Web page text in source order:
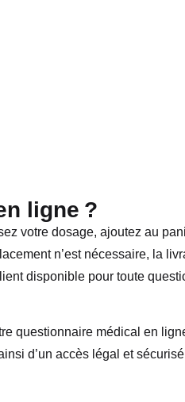
ligne ?
votre dosage, ajoutez au
n’est nécessaire, la
disponible pour toute
questionnaire médical en
d’un accès légal et